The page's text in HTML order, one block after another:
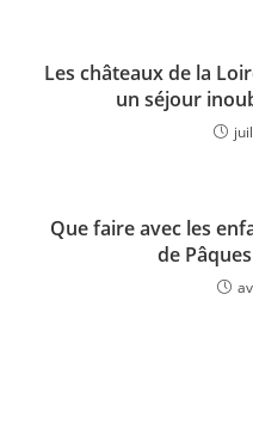
Les châteaux de la
un séjour
Que faire avec les
de